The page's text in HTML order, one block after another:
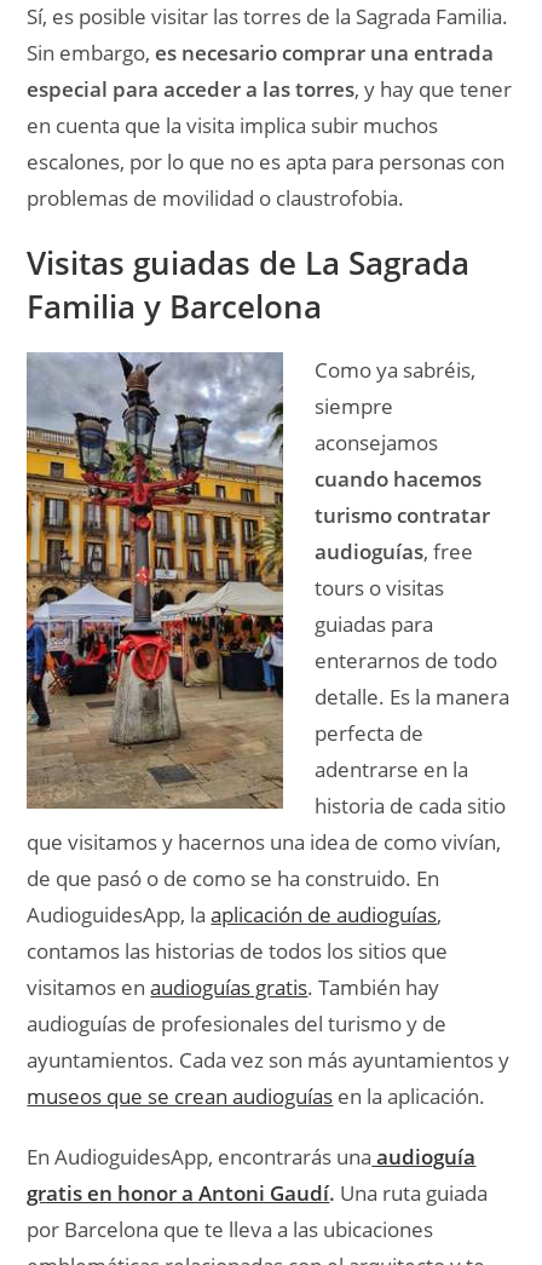
Sí, es posible visitar las torres de la Sagrada Familia.
Sin embargo,es necesario comprar una entrada
especial para acceder a las torres, y hay que tener
en cuenta que la visita implica subir muchos
escalones, por lo que no es apta para personas con
problemas de movilidad o claustrofobia.
Visitas guiadas de La Sagrada
Familia y Barcelona
Como ya sabréis,
siempre
aconsejamos
cuando hacemos
turismo contratar
audioguías, free
tours o visitas
guiadas para
enterarnos de todo
detalle. Es la manera
perfecta de
adentrarse en la
historia de cada sitio
que visitamos y hacernos una idea de como vivían,
de que pasó o de como se ha construido. En
AudioguidesApp, laaplicación de audioguías,
contamos las historias de todos los sitios que
visitamos enaudioguías gratis. También hay
audioguías de profesionales del turismo y de
ayuntamientos. Cada vez son más ayuntamientos y
museos que se crean audioguías en la aplicación.
En AudioguidesApp, encontrarás una audioguía
gratis en honor a Antoni Gaudí. Una ruta guiada
por Barcelona que te lleva a las ubicaciones